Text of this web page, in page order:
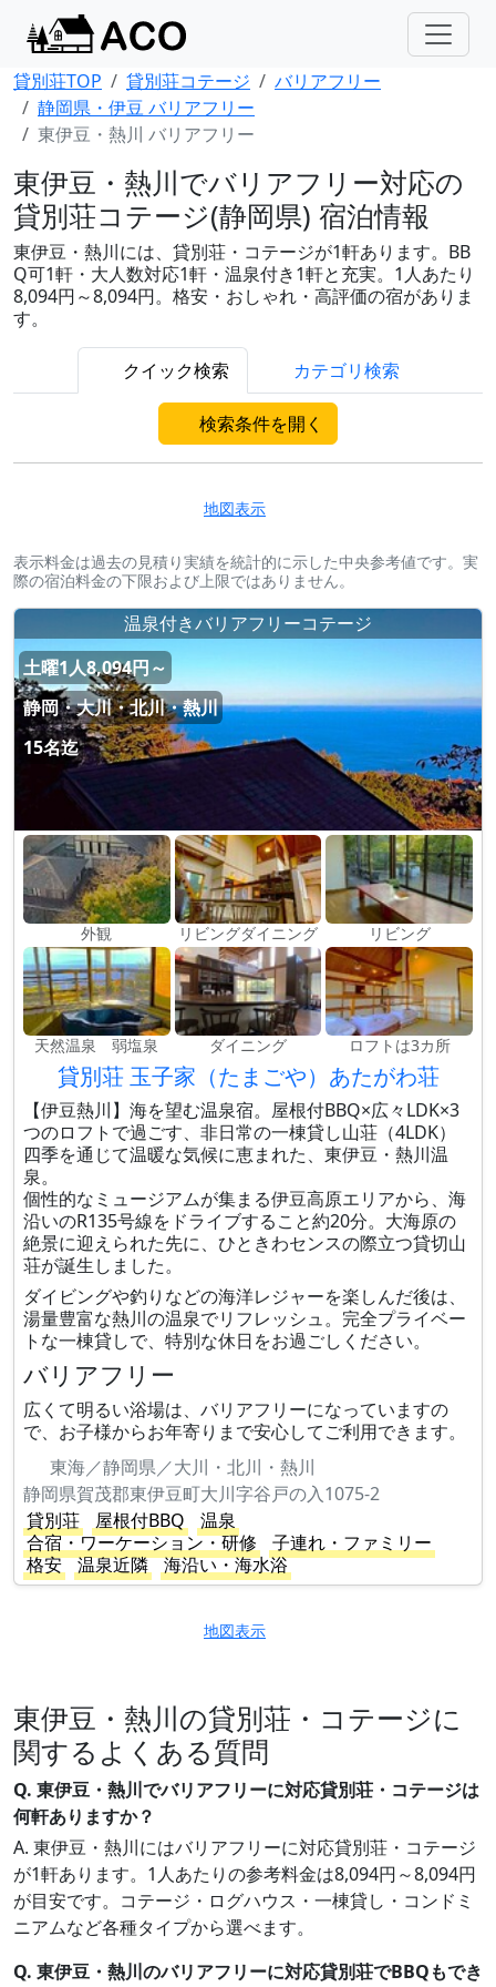
貸別荘TOP 貸別荘コテージ
バリアフリー
静岡県・伊豆 バリアフリー
東伊豆・熱川 バリアフリー
東伊豆・熱川でバリアフリー対応の
貸別荘コテージ(静岡県) 宿泊情報
東伊豆・熱川には、貸別荘・コテージが1軒あります。BB
Q可1軒・大人数対応1軒・温泉付き1軒と充実。1人あたり
8,094円～8,094円。格安・おしゃれ・高評価の宿がありま
す。
クイック検索 カテゴリ検索
検索条件を開く
地図表示
表示料金は過去の見積り実績を統計的に示した中央参考値です。実
際の宿泊料金の下限および上限ではありません。
温泉付きバリアフリーコテージ
土曜1人8,094円～
静岡・大川・北川・熱川
15名迄
外観 リビングダイニング リビング
天然温泉 弱塩泉 ダイニング ロフトは3カ所
貸別荘 玉子家（たまごや）あたがわ荘
【伊豆熱川】海を望む温泉宿。屋根付BBQ×広々LDK×3
つのロフトで過ごす、非日常の一棟貸し山荘（4LDK）
四季を通じて温暖な気候に恵まれた、東伊豆・熱川温
泉。
個性的なミュージアムが集まる伊豆高原エリアから、海
沿いのR135号線をドライブすること約20分。大海原の
絶景に迎えられた先に、ひときわセンスの際立つ貸切山
荘が誕生しました。
ダイビングや釣りなどの海洋レジャーを楽しんだ後は、
湯量豊富な熱川の温泉でリフレッシュ。完全プライベー
トな一棟貸しで、特別な休日をお過ごしください。
バリアフリー
広くて明るい浴場は、バリアフリーになっていますの
で、お子様からお年寄りまで安心してご利用できます。
東海／静岡県／大川・北川・熱川
静岡県賀茂郡東伊豆町大川字谷戸の入1075-2
貸別荘
屋根付BBQ
温泉
合宿・ワーケーション・研修
子連れ・ファミリー
格安
温泉近隣 海沿い・海水浴
地図表示
東伊豆・熱川の貸別荘・コテージに
関するよくある質問
Q. 東伊豆・熱川でバリアフリーに対応貸別荘・コテージは
何軒ありますか？
A. 東伊豆・熱川にはバリアフリーに対応貸別荘・コテージ
が1軒あります。1人あたりの参考料金は8,094円～8,094円
が目安です。コテージ・ログハウス・一棟貸し・コンドミ
ニアムなど各種タイプから選べます。
Q. 東伊豆・熱川のバリアフリーに対応貸別荘でBBQもでき